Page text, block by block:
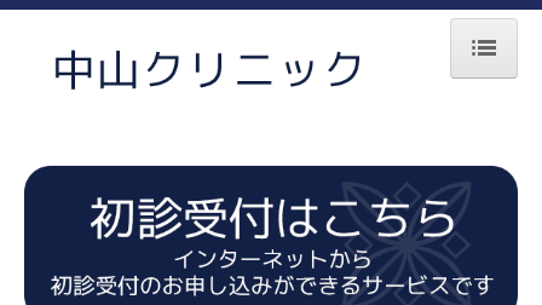
診療のご案内
リハビリテーション
初診の方へ